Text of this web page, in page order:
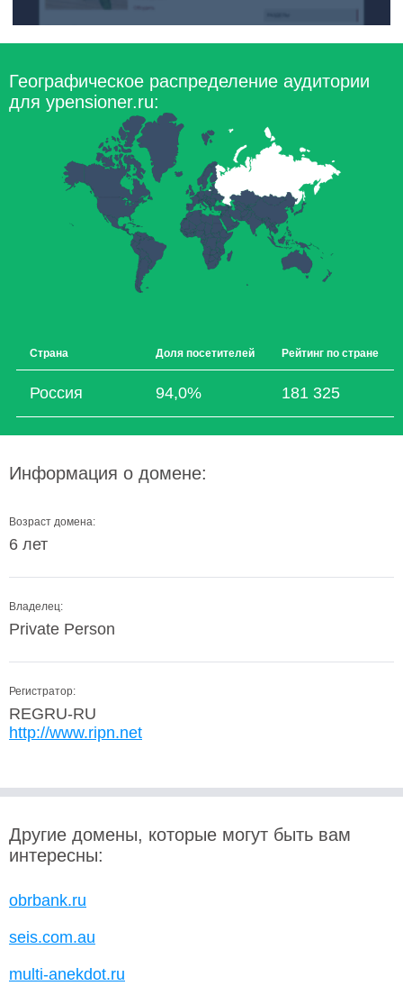
Географическое распределение аудитории
для ypensioner.ru:
Страна Доля посетителей Рейтинг по стране
Россия 94,0% 181 325
Информация о домене:
Возраст домена:
6 лет
Владелец:
Private Person
Регистратор:
REGRU-RU
http://www.ripn.net
Другие домены, которые могут быть вам
интересны:
obrbank.ru
seis.com.au
multi-anekdot.ru